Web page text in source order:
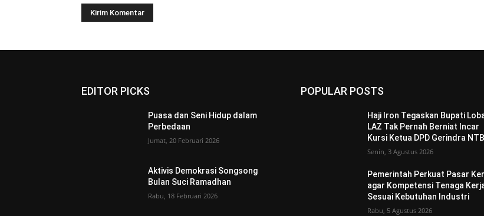
EDITOR PICKS
Puasa dan Seni Hidup dalam
Perbedaan
Jumat, 20 Februari 2026
Aktivis Demokrasi Songsong
Bulan Suci Ramadhan
Rabu, 18 Februari 2026
POPULAR POSTS
Haji Iron Tegaskan Bupati
LAZ Tak Pernah Berniat Incar
Kursi Ketua DPD Gerindra NTB
Senin, 3 Agustus 2026
Pemerintah Perkuat Pasar
agar Kompetensi Tenaga
Sesuai Kebutuhan Industri
Rabu, 5 Agustus 2026